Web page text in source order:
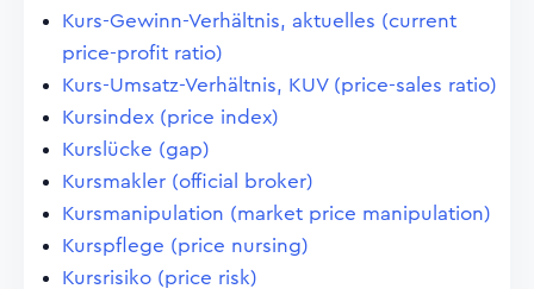
Kurs-Gewinn-Verhältnis, aktuelles (current
price-profit ratio)
Kurs-Umsatz-Verhältnis, KUV (price-sales ratio)
Kursindex (price index)
Kurslücke (gap)
Kursmakler (official broker)
Kursmanipulation (market price manipulation)
Kurspflege (price nursing)
Kursrisiko (price risk)